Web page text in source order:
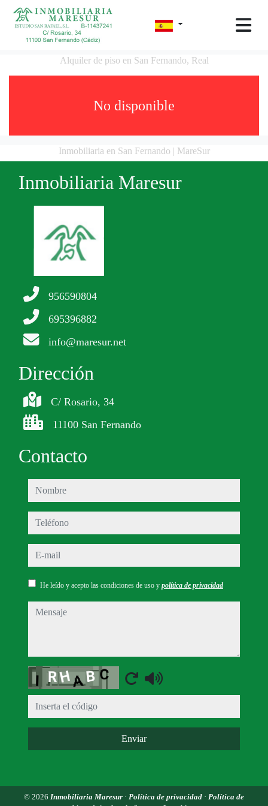
Alquiler de piso en San Fernando, Real
No disponible
Inmobiliaria en San Fernando | MareSur
Inmobiliaria Maresur
956590804
695396882
info@maresur.net
Dirección
C/ Rosario, 34
11100 San Fernando
Contacto
nombre
teléfono
e-mail
He leído y acepto las condiciones de uso y política de privacidad
mensaje
Captcha
Enviar
© 2026 Inmobiliaria Maresur · Política de privacidad · Política de